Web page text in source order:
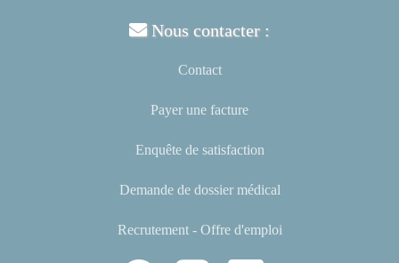
Nous contacter :
Contact
Payer une facture
Enquête de satisfaction
Demande de dossier médical
Recrutement - Offre d'emploi